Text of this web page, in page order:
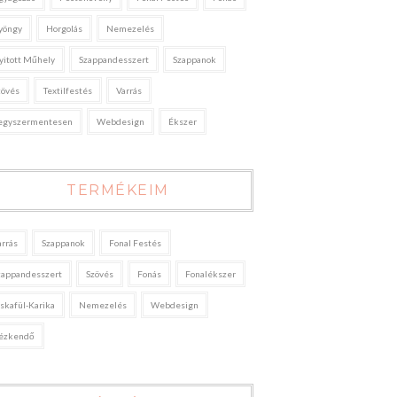
Horgolás Nemezelés
Műhely Szappandesszert Szappanok
Textilfestés Varrás
Webdesign Ékszer
TERMÉKEIM
Szappanok Fonal Festés
Szövés Fonás Fonalékszer
Karika Nemezelés Webdesign